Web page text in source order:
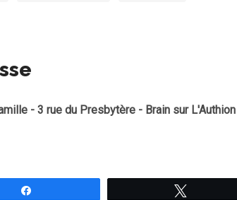
- 3 rue du Presbytère - Brain sur L'Authion